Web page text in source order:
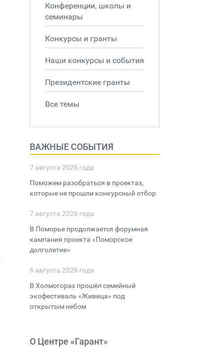
Конференции, школы и
семинары
Конкурсы и гранты
Наши конкурсы и события
Президентские гранты
Все темы
ВАЖНЫЕ СОБЫТИЯ
7 августа 2026 года
Поможем разобраться в проектах,
которые не прошли конкурсный отбор
7 августа 2026 года
В Поморье продолжается форумная
кампания проекта «Поморское
долголетие»
6 августа 2026 года
В Холмогорах прошёл семейный
экофестиваль «Живица» под
открытым небом
О Центре «Гарант»